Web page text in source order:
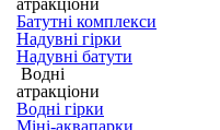
атракціони
Батутні комплекси
Надувні гірки
Надувні батути
Водні
атракціони
Водні гірки
Міні-аквапарки